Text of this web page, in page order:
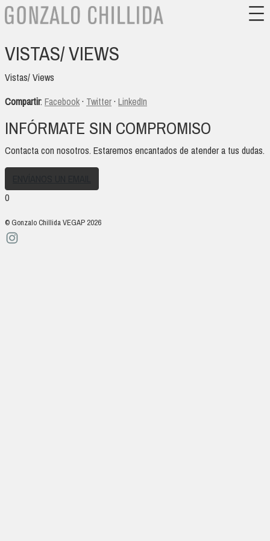
VISTAS/ VIEWS
Vistas/ Views
Compartir: Facebook· Twitter· LinkedIn
INFÓRMATE SIN COMPROMISO
Contacta con nosotros. Estaremos encantados de atender a tus dudas.
0
© Gonzalo Chillida VEGAP 2026